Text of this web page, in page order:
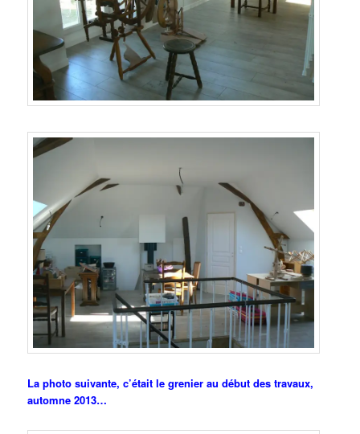
La photo suivante, c’était le grenier au début des travaux,
automne 2013…